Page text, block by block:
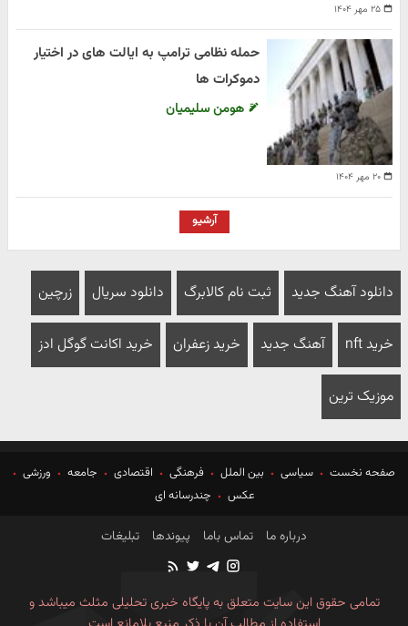
۲۵ مهر ۱۴۰۴
۲۰ مهر ۱۴۰۴
حمله نظامی ترامپ به ایالت های در اختیار
دموکرات ها
هومن سلیمیان
آرشیو
دانلود آهنگ جدید ثبت نام کالابرگ دانلود سریال زرچین
خرید nft آهنگ جدید خرید زعفران خرید اکانت گوگل ادز
موزیک ترین
صفحه نخست سیاسی بین الملل فرهنگی اقتصادی جامعه
ورزشی
عکس
چندرسانه ای
درباره ما تماس باما پیوندها تبلیغات
تمامی حقوق این سایت متعلق به پایگاه خبری تحلیلی مثلث میباشد و